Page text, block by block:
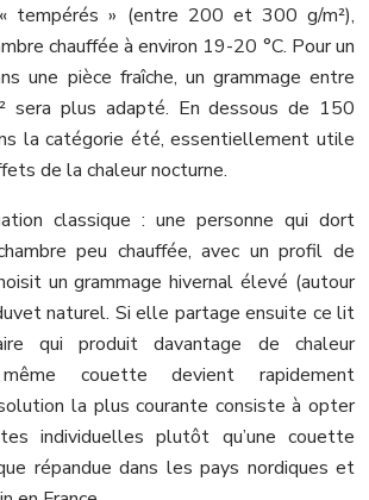
tempérés » (entre 200 et 300 g/m²),
chauffée à environ 19-20 °C. Pour un
une pièce fraîche, un grammage entre
plus adapté. En dessous de 150
la catégorie été, essentiellement utile
de la chaleur nocturne.
classique : une personne qui dort
peu chauffée, avec un profil de
un grammage hivernal élevé (autour
naturel. Si elle partage ensuite ce lit
qui produit davantage de chaleur
couette devient rapidement
la plus courante consiste à opter
individuelles plutôt qu’une couette
répandue dans les pays nordiques et